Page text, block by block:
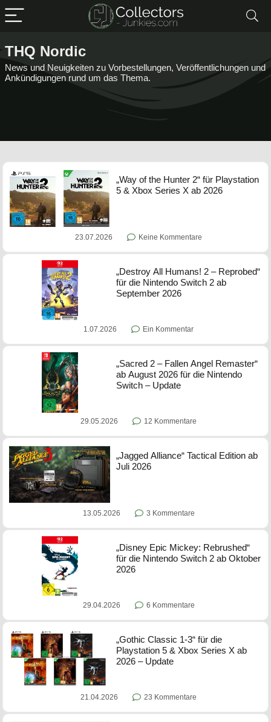
THQ Nordic
News und Neuigkeiten zu Vorbestellungen, Veröffentlichungen und
Ankündigungen rund um das Thema.
„Way of the Hunter 2“ für Playstation
5 & Xbox Series X ab 2026
23.07.2026 Keine Kommentare
„Destroy All Humans! 2 – Reprobed“
für die Nintendo Switch 2 ab
September 2026
1.07.2026 Ein Kommentar
„Sacred 2 – Fallen Angel Remaster“
ab August 2026 für die Nintendo
Switch – Update
29.05.2026 12 Kommentare
„Jagged Alliance“ Tactical Edition ab
Juli 2026
13.05.2026 3 Kommentare
„Disney Epic Mickey: Rebrushed“
für die Nintendo Switch 2 ab Oktober
2026
29.04.2026 6 Kommentare
„Gothic Classic 1-3“ für die
Playstation 5 & Xbox Series X ab
2026 – Update
21.04.2026 23 Kommentare